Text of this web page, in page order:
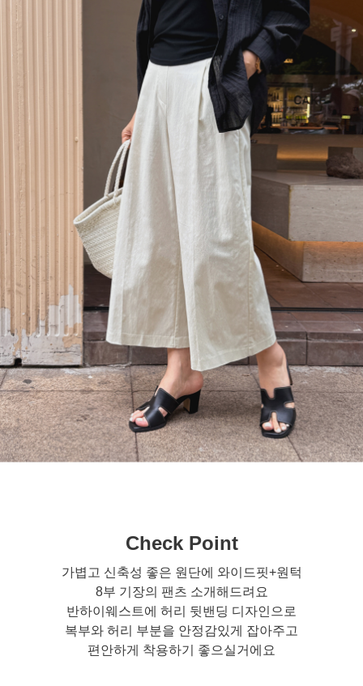
Check Point
가볍고 신축성 좋은 원단에 와이드핏+원턱
8부 기장의 팬츠 소개해드려요
반하이웨스트에 허리 뒷밴딩 디자인으로
복부와 허리 부분을 안정감있게 잡아주고
편안하게 착용하기 좋으실거에요